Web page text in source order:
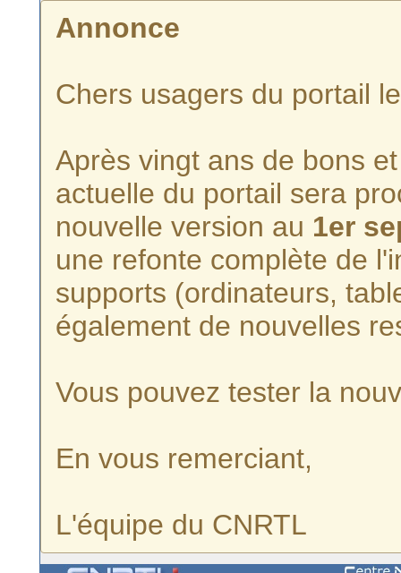
Annonce
Chers usagers du portail
Après vingt ans de bons
actuelle du portail sera
nouvelle version au 1er
une refonte complète de
supports (ordinateurs,
également de nouvelles
Vous pouvez tester la
En vous remerciant,
L'équipe du CNRTL